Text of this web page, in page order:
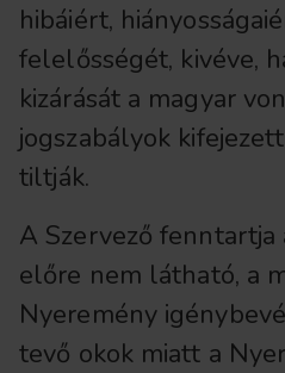
hibáiért,
felelősségét, kivéve,
kizárását a magyar
jogszabályok
tiltják.
A Szervező fenntartja
előre nem látható, a
Nyeremény
tevő okok miatt a